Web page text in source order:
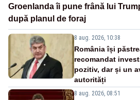
Groenlanda îi pune frână lui
după planul de foraj
8 aug. 2026, 10:38
România își
recomandat
pozitiv, dar și un
autorități
8 aug. 2026, 08:51